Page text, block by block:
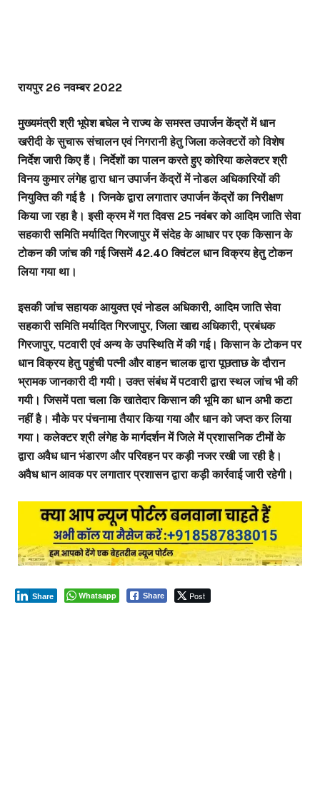
रायपुर 26 नवम्बर 2022
मुख्यमंत्री श्री भूपेश बघेल ने राज्य के समस्त उपार्जन केंद्रों में धान
खरीदी के सुचारू संचालन एवं निगरानी हेतु जिला कलेक्टरों को विशेष
निर्देश जारी किए हैं। निर्देशों का पालन करते हुए कोरिया कलेक्टर श्री
विनय कुमार लंगेह द्वारा धान उपार्जन केंद्रों में नोडल अधिकारियों की
नियुक्ति की गई है । जिनके द्वारा लगातार उपार्जन केंद्रों का निरीक्षण
किया जा रहा है। इसी क्रम में गत दिवस 25 नवंबर को आदिम जाति सेवा
सहकारी समिति मर्यादित गिरजापुर में संदेह के आधार पर एक किसान के
टोकन की जांच की गई जिसमें 42.40 क्विंटल धान विक्रय हेतु टोकन
लिया गया था।
इसकी जांच सहायक आयुक्त एवं नोडल अधिकारी, आदिम जाति सेवा
सहकारी समिति मर्यादित गिरजापुर, जिला खाद्य अधिकारी, प्रबंधक
गिरजापुर, पटवारी एवं अन्य के उपस्थिति में की गई। किसान के टोकन पर
धान विक्रय हेतु पहुंची पत्नी और वाहन चालक द्वारा पूछताछ के दौरान
भ्रामक जानकारी दी गयी। उक्त संबंध में पटवारी द्वारा स्थल जांच भी की
गयी। जिसमें पता चला कि खातेदार किसान की भूमि का धान अभी कटा
नहीं है। मौके पर पंचनामा तैयार किया गया और धान को जप्त कर लिया
गया। कलेक्टर श्री लंगेह के मार्गदर्शन में जिले में प्रशासनिक टीमों के
द्वारा अवैध धान भंडारण और परिवहन पर कड़ी नजर रखी जा रही है।
अवैध धान आवक पर लगातार प्रशासन द्वारा कड़ी कार्रवाई जारी रहेगी।
Whatsapp Share Post
Share